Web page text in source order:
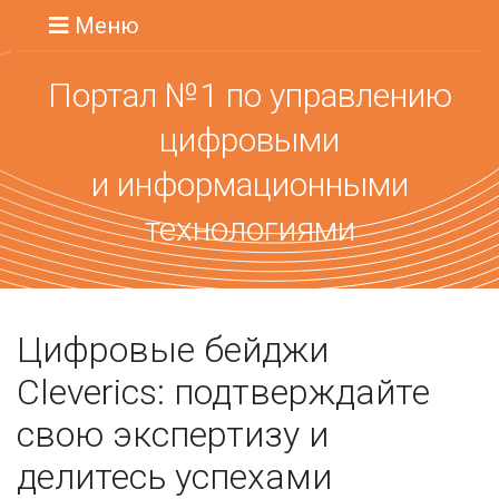
Меню
Портал №1 по управлению
цифровыми
и информационными
технологиями
Цифровые бейджи
Cleverics: подтверждайте
свою экспертизу и
делитесь успехами